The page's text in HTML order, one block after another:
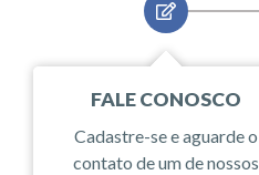
FALE CONOSCO
Cadastre-se e aguarde o
contato de um de nossos